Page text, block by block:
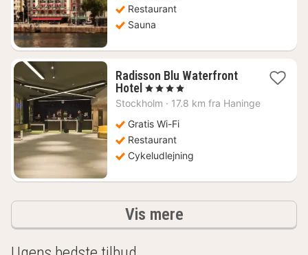
Restaurant
Sauna
Radisson Blu Waterfront
Hotel 1
nat
862
kr.
, 4 Stjerner
Stockholm · 17.8 km fra Haninge
Gratis Wi-Fi
Restaurant
Cykeludlejning
Vis mereresultater